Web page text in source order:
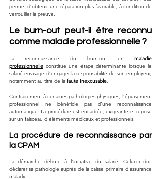
permet d’obtenir une réparation plus favorable, à condition de
verrouiller la preuve.
Le burn-out peut-il être reconnu
comme maladie professionnelle ?
La reconnaissance du burn-out en maladie
professionnelle constitue une étape déterminante lorsque le
salarié envisage d’engager la responsabilité de son employeur,
notamment au titre de la faute inexcusable.
Contrairement à certaines pathologies physiques, l’épuisement
professionnel ne bénéficie pas d’une reconnaissance
automatique. La procédure est encadrée, exigeante et repose
sur un faisceau d’éléments médicaux et professionnels.
La procédure de reconnaissance par
la CPAM
La démarche débute à l’initiative du salarié. Celui-ci doit
déclarer sa pathologie auprès de la caisse primaire d’assurance
maladie.